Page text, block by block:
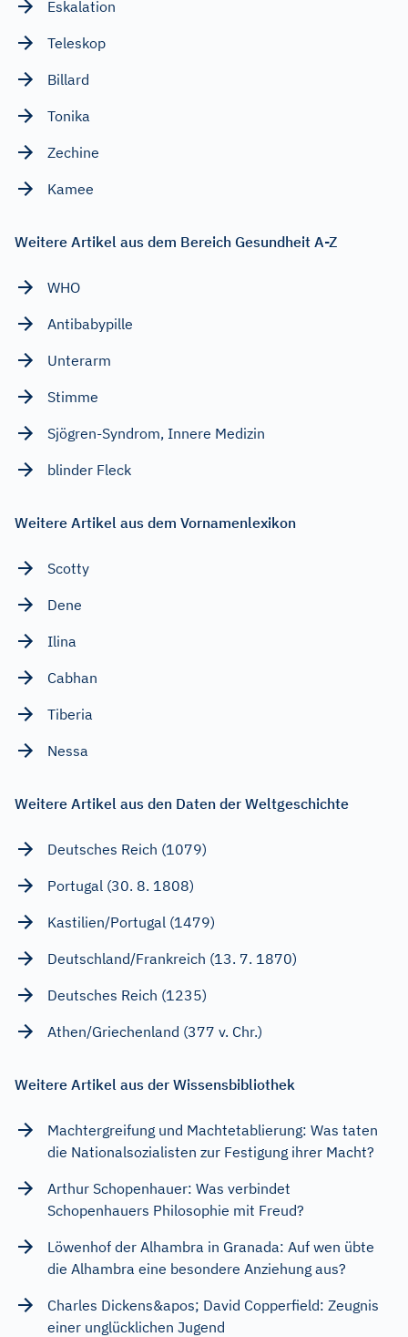
Eskalation
Teleskop
Billard
Tonika
Zechine
Kamee
Weitere Artikel aus dem Bereich Gesundheit A-Z
WHO
Antibabypille
Unterarm
Stimme
Sjögren-Syndrom, Innere Medizin
blinder Fleck
Weitere Artikel aus dem Vornamenlexikon
Scotty
Dene
Ilina
Cabhan
Tiberia
Nessa
Weitere Artikel aus den Daten der Weltgeschichte
Deutsches Reich (1079)
Portugal (30. 8. 1808)
Kastilien/Portugal (1479)
Deutschland/Frankreich (13. 7. 1870)
Deutsches Reich (1235)
Athen/Griechenland (377 v. Chr.)
Weitere Artikel aus der Wissensbibliothek
Machtergreifung und Machtetablierung: Was taten
die Nationalsozialisten zur Festigung ihrer Macht?
Arthur Schopenhauer: Was verbindet
Schopenhauers Philosophie mit Freud?
Löwenhof der Alhambra in Granada: Auf wen übte
die Alhambra eine besondere Anziehung aus?
Charles Dickens&apos; David Copperfield: Zeugnis
einer unglücklichen Jugend